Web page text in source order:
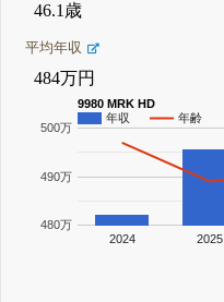
46.1歳
平均年収
484万円
9980 MRK HD
年収
年齢
2024 2025
480万
490万
500万